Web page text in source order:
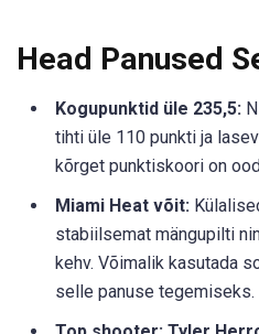
Head Panused
Kogupunktid üle 235,5:
tihti üle 110 punkti ja
kõrget punktiskoori on
Miami Heat võit:
stabiilsemat mängupilti
kehv. Võimalik kasutada
selle panuse tegemiseks.